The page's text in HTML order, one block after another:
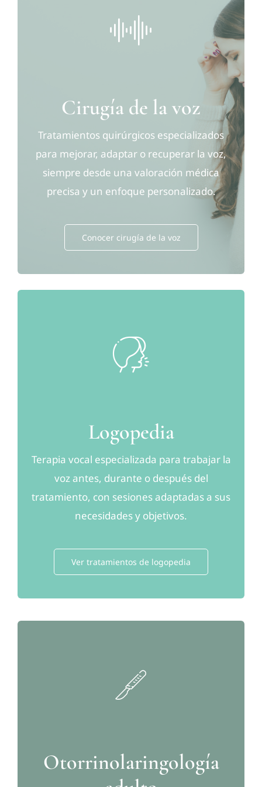
Cirugía de la voz
Tratamientos quirúrgicos especializados
para mejorar, adaptar o recuperar la voz,
siempre desde una valoración médica
precisa y un enfoque personalizado.
Conocer cirugía de la voz
Logopedia
Terapia vocal especializada para trabajar la
voz antes, durante o después del
tratamiento, con sesiones adaptadas a sus
necesidades y objetivos.
Ver tratamientos de logopedia
Otorrinolaringología